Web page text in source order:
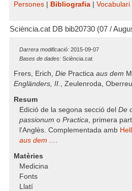
Persones
Bibliografia Vocabulari
Sciència.cat DB bib20730 (07 /
Darrera modificació: 2015-09-07
Bases de dades: Sciència.cat
Frers, Erich, Die Practica aus dem
Engländers, II. , Zeulenroda,
Resum
Edició de la segona secció del De
passionum o Practica, primera part
l'Anglès. Complementada amb
aus dem ... .
Matèries
Medicina
Fonts
Llatí